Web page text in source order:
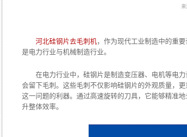
来
河北硅钢片去毛刺机，作为现代工业制造中的重
是电力行业与机械制造行业。
在电力行业中，硅钢片是制造变压器、电机等电力
会留下毛刺。这些毛刺不仅影响硅钢片的外观质量，
这一问题的利器。通过高速旋转的刀具，它能够精准
升整体效率。